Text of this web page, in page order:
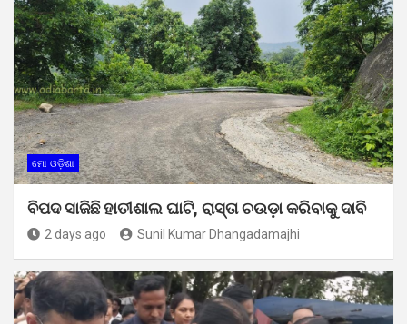
ମୋ ଓଡ଼ିଶା
ବିପଦ ସାଜିଛି ହାତୀଶାଲ ଘାଟି, ରାସ୍ତା ଚଉଡ଼ା କରିବାକୁ ଦାବି
2 days ago Sunil Kumar Dhangadamajhi